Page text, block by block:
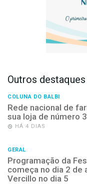
Outros destaques
COLUNA DO BALBI
Rede nacional de
sua loja de número
HÁ 4 DIAS
GERAL
Programação da
começa no dia 2 de
Vercillo no dia 5